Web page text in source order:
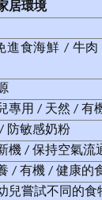
居環境
進食海鮮 / 牛
專用 / 天然 / 有
防敏感奶粉
機 / 保持空氣流
/ 有機 / 健康的
兒嘗試不同的食